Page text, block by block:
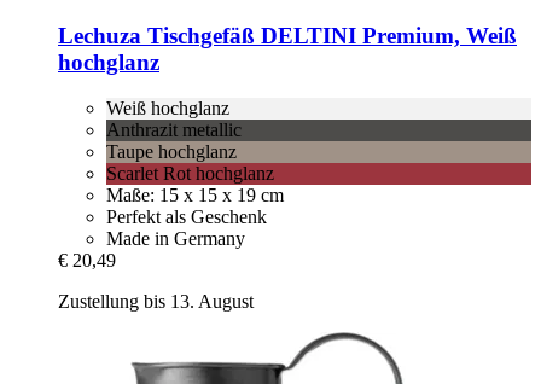
Lechuza Tischgefäß DELTINI Premium, Weiß
hochglanz
Weiß hochglanz
Anthrazit metallic
Taupe hochglanz
Scarlet Rot hochglanz
Maße: 15 x 15 x 19 cm
Perfekt als Geschenk
Made in Germany
€ 20,49
Zustellung bis 13. August